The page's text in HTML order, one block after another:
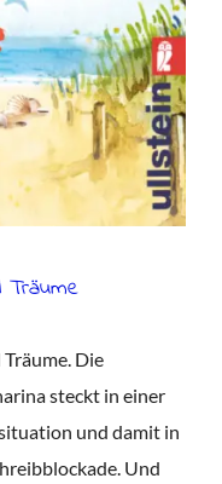
Träume
Die
steckt in einer
und damit in
Und